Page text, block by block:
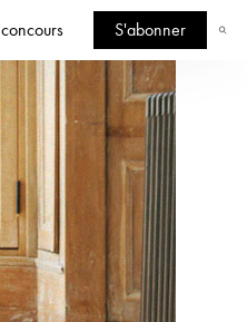
concours S'abonner